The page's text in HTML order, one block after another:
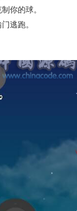
你的球。
逃跑。